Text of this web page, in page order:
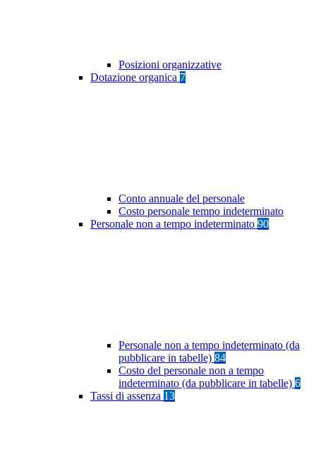
Posizioni organizzative
Dotazione organica 7
Conto annuale del personale
Costo personale tempo indeterminato
Personale non a tempo indeterminato 90
Personale non a tempo indeterminato (da
pubblicare in tabelle) 84
Costo del personale non a tempo
indeterminato (da pubblicare in tabelle) 6
Tassi di assenza 13